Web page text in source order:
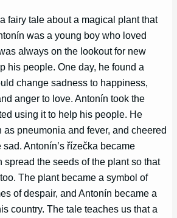
fairy tale about a magical plant that
was a young boy who loved
always on the lookout for new
his people. One day, he found a
change sadness to happiness,
anger to love. Antonín took the
using it to help his people. He
pneumonia and fever, and cheered
Antonín’s řízečka became
spread the seeds of the plant so that
The plant became a symbol of
of despair, and Antonín became a
country. The tale teaches us that a